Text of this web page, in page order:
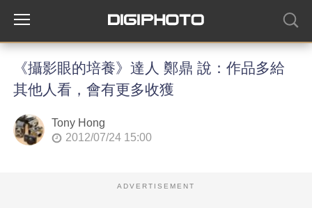
《攝影眼的培養》達人 鄭鼎 說：作品多給
其他人看，會有更多收獲
Tony Hong
2012/07/24 15:00
ADVERTISEMENT